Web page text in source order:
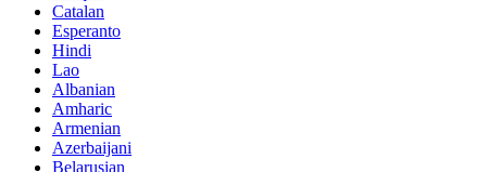
Catalan
Esperanto
Hindi
Lao
Albanian
Amharic
Armenian
Azerbaijani
Belarusian